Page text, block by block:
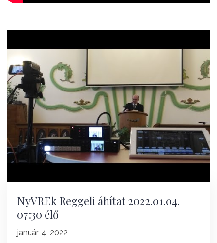
NyVREk Reggeli áhítat 2022.01.04.
07:30 élő
január 4, 2022